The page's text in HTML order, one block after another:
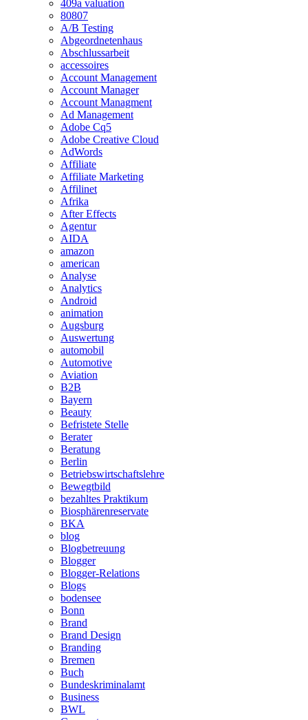
409a valuation
80807
A/B Testing
Abgeordnetenhaus
Abschlussarbeit
accessoires
Account Management
Account Manager
Account Managment
Ad Management
Adobe Cq5
Adobe Creative Cloud
AdWords
Affiliate
Affiliate Marketing
Affilinet
Afrika
After Effects
Agentur
AIDA
amazon
american
Analyse
Analytics
Android
animation
Augsburg
Auswertung
automobil
Automotive
Aviation
B2B
Bayern
Beauty
Befristete Stelle
Berater
Beratung
Berlin
Betriebswirtschaftslehre
Bewegtbild
bezahltes Praktikum
Biosphärenreservate
BKA
blog
Blogbetreuung
Blogger
Blogger-Relations
Blogs
bodensee
Bonn
Brand
Brand Design
Branding
Bremen
Buch
Bundeskriminalamt
Business
BWL